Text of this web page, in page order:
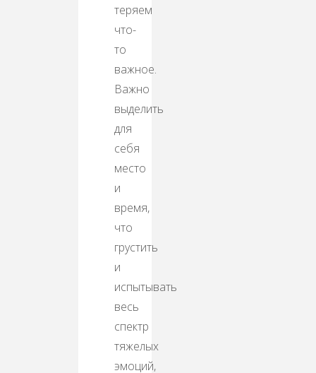
теряем
что-
то
важное.
Важно
выделить
для
себя
место
и
время,
что
грустить
и
испытывать
весь
спектр
тяжелых
эмоций,